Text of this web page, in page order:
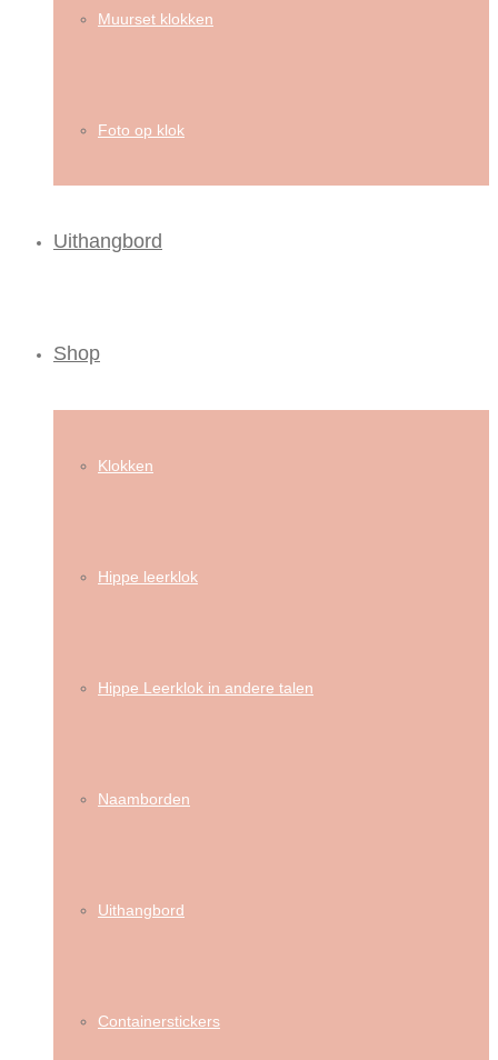
Muurset klokken
Foto op klok
Uithangbord
Shop
Klokken
Hippe leerklok
Hippe Leerklok in andere talen
Naamborden
Uithangbord
Containerstickers